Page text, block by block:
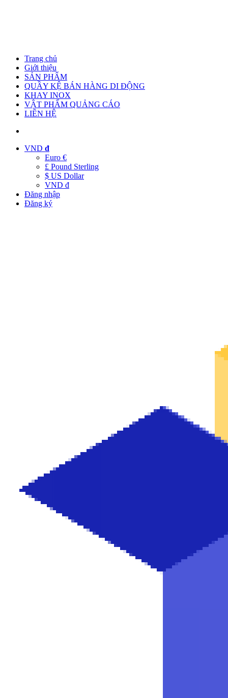
Trang chủ
Giới thiệu
SẢN PHẨM
QUẦY KỆ BÁN HÀNG DI ĐỘNG
KHAY INOX
VẬT PHẨM QUẢNG CÁO
LIÊN HỆ
VND đ
Euro €
£ Pound Sterling
$ US Dollar
VND đ
Đăng nhập
Đăng ký